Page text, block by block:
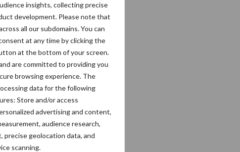
insights, collecting precise
development. Please note that
all our subdomains. You can
at any time by clicking the
at the bottom of your screen.
are committed to providing you
browsing experience. The
data for the following
Store and/or access
advertising and content,
audience research,
precise geolocation data, and
scanning.
van vuil. Dit is
tijd besteed aan
Agrimax V-Flecto de
Deze
aan het schoner houden
andere. Dit is in
wegen.
onze Agrimax V-Flecto